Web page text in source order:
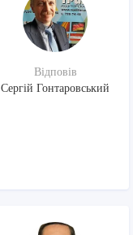
Відповів
Сергій Гонтаровський